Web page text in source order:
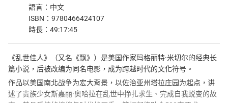
語言：中文
ISBN：9780466424107
時長：49:17:45
《乱世佳人》（又名《飘》）是美国作家玛格丽特·米切尔的经典长
篇小说，后被改编为同名电影，成为跨越时代的文化符号。
作品以美国南北战争为宏大背景，以佐治亚州塔拉庄园为起点，讲
述了贵族少女斯嘉丽·奥哈拉在乱世中挣扎求生、完成自我蜕变的故